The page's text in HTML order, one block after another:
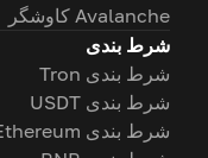
Avalanche کاوشگر
شرط بندی
شرط بندی Tron
شرط بندی USDT
شرط بندی Ethereum